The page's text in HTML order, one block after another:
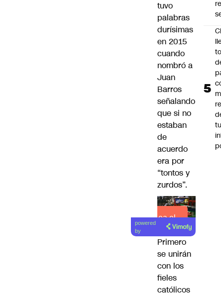
tuvo
palabras
durísimas
en 2015
cuando
nombró a
Juan
Barros
señalando
que si no
estaban
de
acuerdo
era por
“tontos y
zurdos”.
Lea el
artículo
powered
by
Primero
se unirán
con los
fieles
católicos